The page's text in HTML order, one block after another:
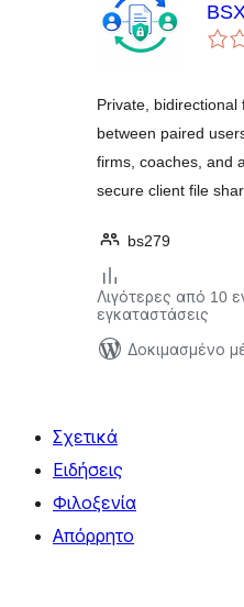
Private, bidirectional
between paired
firms, coaches, and
secure client file
bs279
Λιγότερες από 10
εγκαταστάσεις
Δοκιμασμένο
Σχετικά
Ειδήσεις
Φιλοξενία
Απόρρητο